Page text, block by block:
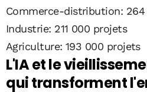
Commerce-distribution:
Industrie: 211 000 projets
Agriculture: 193 000 projets
L'IA et le
qui transforment